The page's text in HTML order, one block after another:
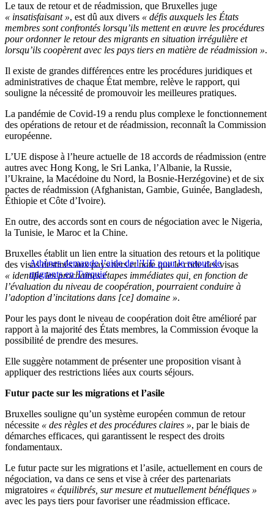
Le taux de retour et de réadmission, que Bruxelles juge
« insatisfaisant », est dû aux divers « défis auxquels les États
membres sont confrontés lorsqu’ils mettent en œuvre les procédures
pour ordonner le retour des migrants en situation irrégulière et
lorsqu’ils coopèrent avec les pays tiers en matière de réadmission ».
Il existe de grandes différences entre les procédures juridiques et
administratives de chaque État membre, relève le rapport, qui
souligne la nécessité de promouvoir les meilleures pratiques.
La pandémie de Covid-19 a rendu plus complexe le fonctionnement
des opérations de retour et de réadmission, reconnaît la Commission
européenne.
L’UE dispose à l’heure actuelle de 18 accords de réadmission (entre
autres avec Hong Kong, le Sri Lanka, l’Albanie, la Russie,
l’Ukraine, la Macédoine du Nord, la Bosnie-Herzégovine) et de six
pactes de réadmission (Afghanistan, Gambie, Guinée, Bangladesh,
Éthiopie et Côte d’Ivoire).
En outre, des accords sont en cours de négociation avec le Nigeria,
la Tunisie, le Maroc et la Chine.
Athènes demande l’aide de l’UE pour le retour de
migrants en Turquie
Bruxelles établit un lien entre la situation des retours et la politique
des visas destinés aux pays tiers et note que le code des visas
« identifie les prochaines étapes immédiates qui, en fonction de
l’évaluation du niveau de coopération, pourraient conduire à
l’adoption d’incitations dans [ce] domaine ».
Pour les pays dont le niveau de coopération doit être amélioré par
rapport à la majorité des États membres, la Commission évoque la
possibilité de prendre des mesures.
Elle suggère notamment de présenter une proposition visant à
appliquer des restrictions liées aux courts séjours.
Futur pacte sur les migrations et l’asile
Bruxelles souligne qu’un système européen commun de retour
nécessite « des règles et des procédures claires », par le biais de
démarches efficaces, qui garantissent le respect des droits
fondamentaux.
Le futur pacte sur les migrations et l’asile, actuellement en cours de
négociation, va dans ce sens et vise à créer des partenariats
migratoires « équilibrés, sur mesure et mutuellement bénéfiques »
avec les pays tiers pour favoriser une réadmission efficace.